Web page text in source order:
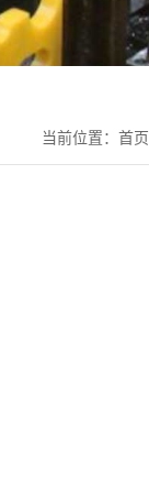
当前位置： 首页